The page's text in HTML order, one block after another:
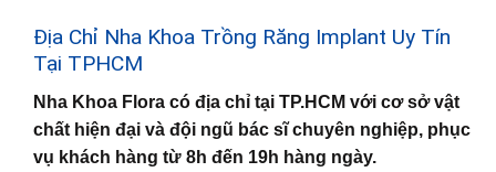
Địa Chỉ Nha Khoa Trồng Răng Implant Uy Tín
Tại TPHCM
Nha Khoa Flora có địa chỉ tại TP.HCM với cơ sở vật
chất hiện đại và đội ngũ bác sĩ chuyên nghiệp, phục
vụ khách hàng từ 8h đến 19h hàng ngày.